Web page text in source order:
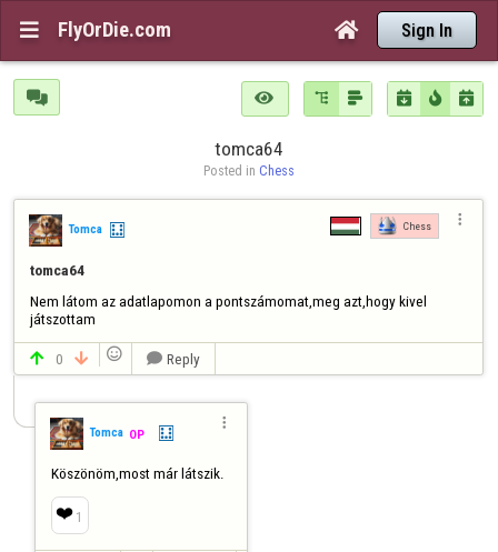
 FlyOrDie.com  Sign In
      
tomca64
Posted in Chess
Tomca Chess 
tomca64
Nem látom az adatlapomon a pontszámomat,meg azt,hogy kivel
játszottam
 0    Reply
Tomca OP

Köszönöm,most már látszik.
❤️ 1